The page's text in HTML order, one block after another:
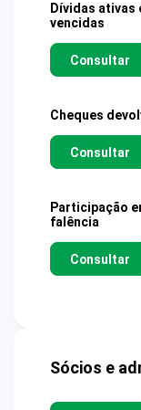
Dívidas ativas
vencidas
Consultar
Cheques
Consultar
Participação
falência
Consultar
Sócios e